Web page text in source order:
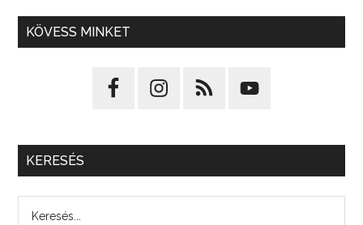
KÖVESS MINKET
KERESÉS